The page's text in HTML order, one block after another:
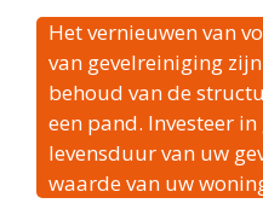
Het vernieuwen van
van gevelreiniging
behoud van de
een pand. Investeer
levensduur van uw
waarde van uw